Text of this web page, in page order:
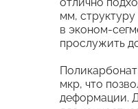
мм,
в эконом-
прослужить
мкр, что
деформации.